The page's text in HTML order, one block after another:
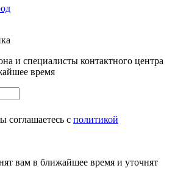
и специалисты контактного центра
время
соглашаетесь с политикой
вам в ближайшее время и уточнят